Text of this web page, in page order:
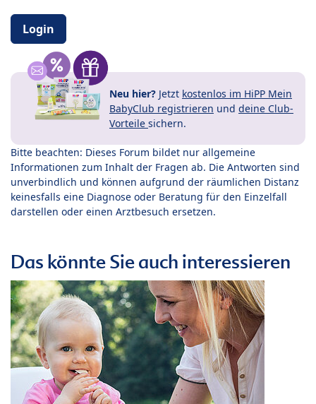
Login
Neu hier? Jetzt kostenlos im HiPP Mein
BabyClub registrieren und deine Club-
Vorteile sichern.
Bitte beachten: Dieses Forum bildet nur allgemeine
Informationen zum Inhalt der Fragen ab. Die Antworten sind
unverbindlich und können aufgrund der räumlichen Distanz
keinesfalls eine Diagnose oder Beratung für den Einzelfall
darstellen oder einen Arztbesuch ersetzen.
Das könnte Sie auch interessieren